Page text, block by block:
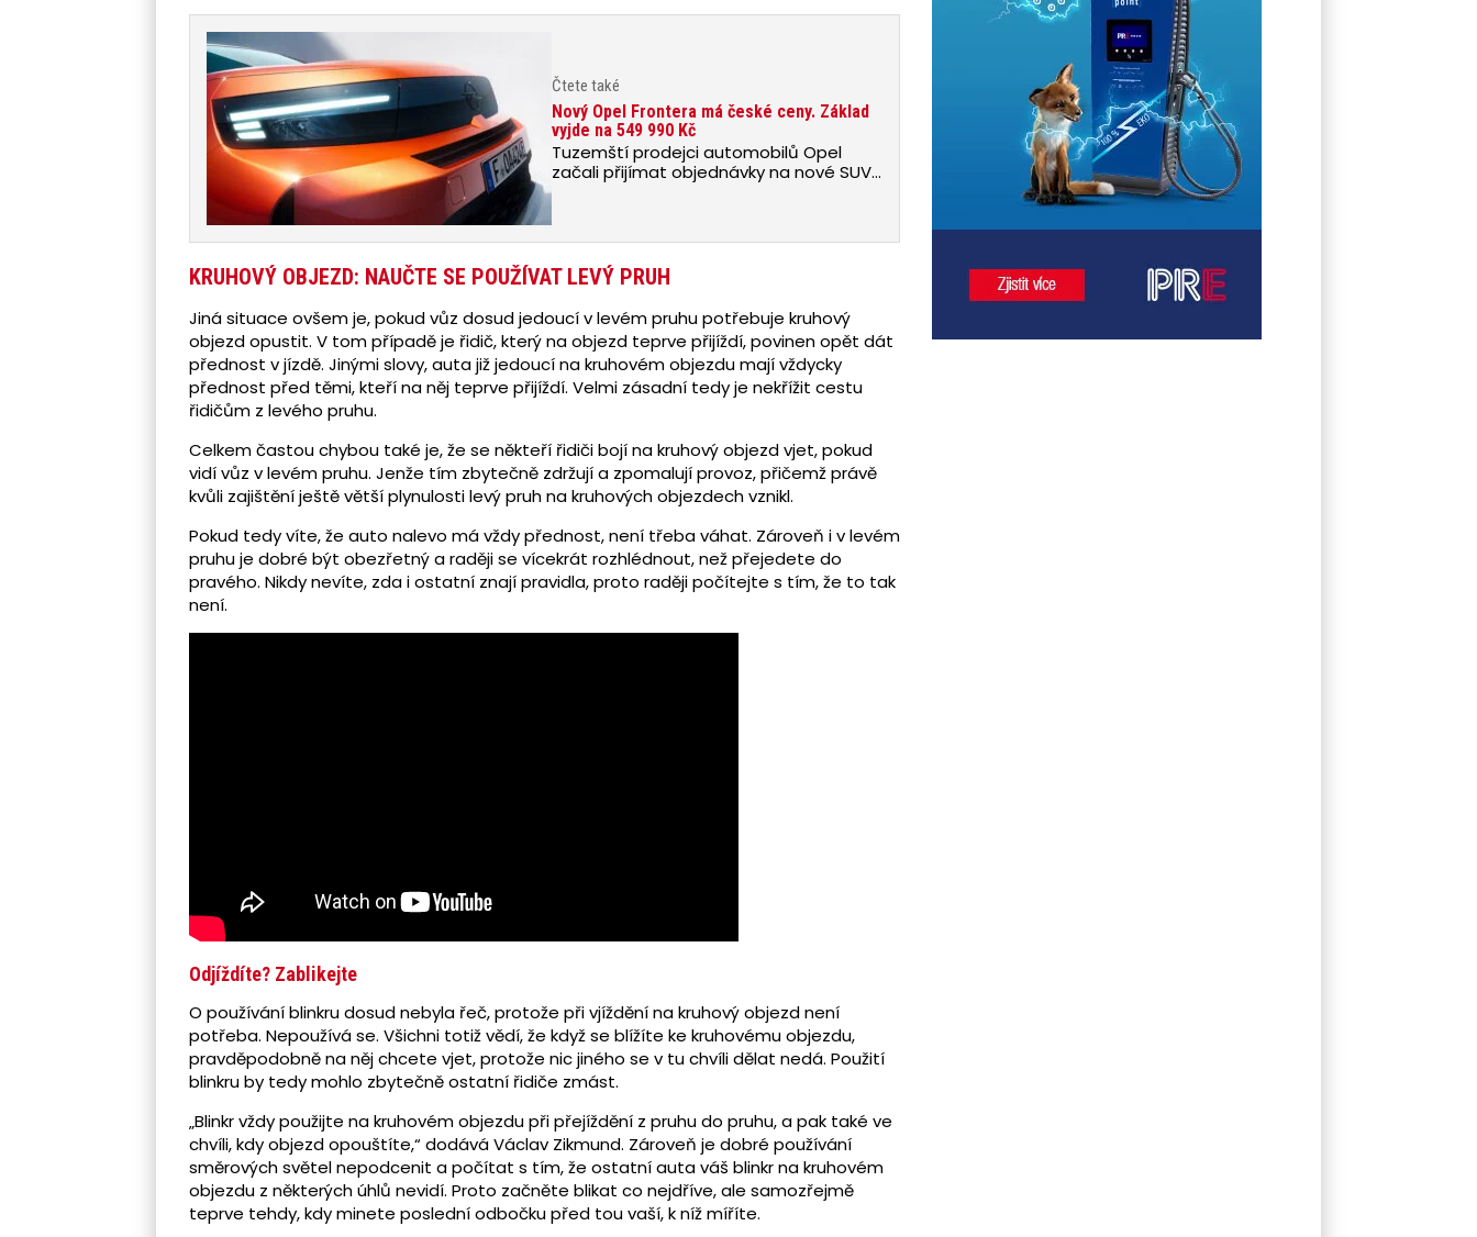
Čtete také
Nový Opel Frontera má české ceny. Základ
vyjde na 549 990 Kč
Tuzemští prodejci automobilů Opel
začali přijímat objednávky na nové SUV
KRUHOVÝ OBJEZD: NAUČTE SE POUŽÍVAT LEVÝ PRUH
Jiná situace ovšem je, pokud vůz dosud jedoucí v levém pruhu potřebuje kruhový
objezd opustit. V tom případě je řidič, který na objezd teprve přijíždí, povinen opět dát
přednost v jízdě. Jinými slovy, auta již jedoucí na kruhovém objezdu mají vždycky
přednost před těmi, kteří na něj teprve přijíždí. Velmi zásadní tedy je nekřížit cestu
řidičům z levého pruhu.
Celkem častou chybou také je, že se někteří řidiči bojí na kruhový objezd vjet, pokud
vidí vůz v levém pruhu. Jenže tím zbytečně zdržují a zpomalují provoz, přičemž právě
kvůli zajištění ještě větší plynulosti levý pruh na kruhových objezdech vznikl.
Pokud tedy víte, že auto nalevo má vždy přednost, není třeba váhat. Zároveň i v levém
pruhu je dobré být obezřetný a raději se vícekrát rozhlédnout, než přejedete do
pravého. Nikdy nevíte, zda i ostatní znají pravidla, proto raději počítejte s tím, že to tak
není.
Odjíždíte? Zablikejte
O používání blinkru dosud nebyla řeč, protože při vjíždění na kruhový objezd není
potřeba. Nepoužívá se. Všichni totiž vědí, že když se blížíte ke kruhovému objezdu,
pravděpodobně na něj chcete vjet, protože nic jiného se v tu chvíli dělat nedá. Použití
blinkru by tedy mohlo zbytečně ostatní řidiče zmást.
„Blinkr vždy použijte na kruhovém objezdu při přejíždění z pruhu do pruhu, a pak také ve
chvíli, kdy objezd opouštíte,“ dodává Václav Zikmund. Zároveň je dobré používání
směrových světel nepodcenit a počítat s tím, že ostatní auta váš blinkr na kruhovém
objezdu z některých úhlů nevidí. Proto začněte blikat co nejdříve, ale samozřejmě
teprve tehdy, kdy minete poslední odbočku před tou vaší, k níž míříte.